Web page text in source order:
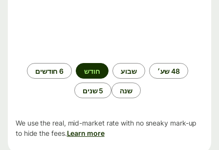
48 שע׳ שבוע חודש 6 חודשים
שנה 5 שנים
We use the real, mid-market rate with no sneaky mark-up
to hide the fees.Learn more